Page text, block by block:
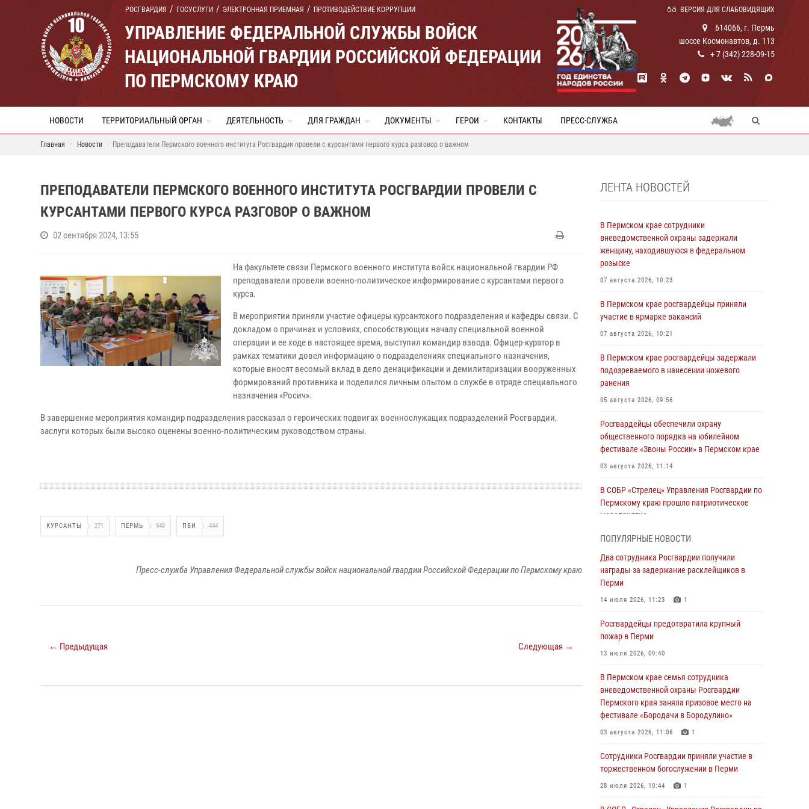
РОСГВАРДИЯ ГОСУСЛУГИ ЭЛЕКТРОННАЯ ПРИЕМНАЯ ПРОТИВОДЕЙСТВИЕ КОРРУПЦИИ ВЕРСИЯ ДЛЯ СЛАБОВИДЯЩИХ
УПРАВЛЕНИЕ ФЕДЕРАЛЬНОЙ СЛУЖБЫ ВОЙСК
НАЦИОНАЛЬНОЙ ГВАРДИИ РОССИЙСКОЙ ФЕДЕРАЦИИ
ПО ПЕРМСКОМУ КРАЮ
614066, г. Пермь
шоссе Космонавтов, д. 113
+ 7 (342) 228-09-15
НОВОСТИ ТЕРРИТОРИАЛЬНЫЙ ОРГАН ДЕЯТЕЛЬНОСТЬ ДЛЯ ГРАЖДАН ДОКУМЕНТЫ ГЕРОИ КОНТАКТЫ ПРЕСС-СЛУЖБА
Главная Новости Преподаватели Пермского военного института Росгвардии провели с курсантами первого курса разговор о важном
ПРЕПОДАВАТЕЛИ ПЕРМСКОГО ВОЕННОГО ИНСТИТУТА РОСГВАРДИИ ПРОВЕЛИ С
КУРСАНТАМИ ПЕРВОГО КУРСА РАЗГОВОР О ВАЖНОМ
02 сентября 2024, 13:55
На факультете связи Пермского военного института войск национальной гвардии РФ
преподаватели провели военно-политическое информирование с курсантами первого
курса.
В мероприятии приняли участие офицеры курсантского подразделения и кафедры связи. С
докладом о причинах и условиях, способствующих началу специальной военной
операции и ее ходе в настоящее время, выступил командир взвода. Офицер-куратор в
рамках тематики довел информацию о подразделениях специального назначения,
которые вносят весомый вклад в дело денацификации и демилитаризации вооруженных
формирований противника и поделился личным опытом о службе в отряде специального
назначения «Росич».
В завершение мероприятия командир подразделения рассказал о героических подвигах военнослужащих подразделений Росгвардии,
заслуги которых были высоко оценены военно-политическим руководством страны.
КУРСАНТЫ 271 ПЕРМЬ 949 ПВИ 444
Пресс-служба Управления Федеральной службы войск национальной гвардии Российской Федерации по Пермскому краю
← Предыдущая Следующая →
ЛЕНТА НОВОСТЕЙ
В Пермском крае сотрудники
вневедомственной охраны задержали
женщину, находившуюся в федеральном
розыске
07 августа 2026, 10:23
В Пермском крае росгвардейцы приняли
участие в ярмарке вакансий
07 августа 2026, 10:21
В Пермском крае росгвардейцы задержали
подозреваемого в нанесении ножевого
ранения
05 августа 2026, 09:56
Росгвардейцы обеспечили охрану
общественного порядка на юбилейном
фестивале «Звоны России» в Пермском крае
03 августа 2026, 11:14
В СОБР «Стрелец» Управления Росгвардии по
Пермскому краю прошло патриотическое
мероприятие
В Пермском крае семья сотрудника
вневедомственной охраны Росгвардии
Пермского края заняла призовое место на
фестивале «Бородачи в Бородулино»
В Пермском крае росгвардейцы провели
Росгвардеец спас тонущую женщину в
Пермском крае
30 июля 2026, 05:19
торжественном богослужении в Перми
28 июля 2026, 10:44 1
ПОПУЛЯРНЫЕ НОВОСТИ
Два сотрудника Росгвардии получили
награды за задержание расклейщиков в
Перми
14 июля 2026, 11:23 1
Росгвардейцы предотвратила крупный
пожар в Перми
13 июля 2026, 09:40
В Пермском крае семья сотрудника
вневедомственной охраны Росгвардии
Пермского края заняла призовое место на
фестивале «Бородачи в Бородулино»
03 августа 2026, 11:06 1
Сотрудники Росгвардии приняли участие в
торжественном богослужении в Перми
28 июля 2026, 10:44 1